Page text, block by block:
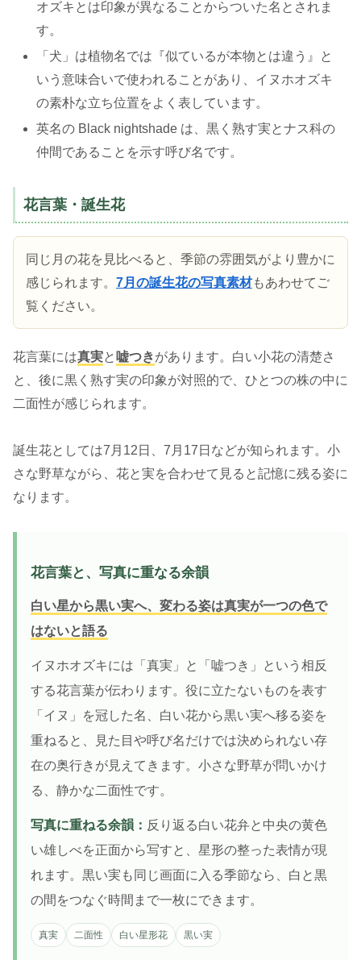
オズキとは印象が異なることからついた名とされま
す。
「犬」は植物名では『似ているが本物とは違う』と
いう意味合いで使われることがあり、イヌホオズキ
の素朴な立ち位置をよく表しています。
英名の Black nightshade は、黒く熟す実とナス科の
仲間であることを示す呼び名です。
花言葉・誕生花
同じ月の花を見比べると、季節の雰囲気がより豊かに
感じられます。 7月の誕生花の写真素材もあわせてご
覧ください。
花言葉には真実と 嘘つきがあります。白い小花の清楚さ
と、後に黒く熟す実の印象が対照的で、ひとつの株の中に
二面性が感じられます。
誕生花としては7月12日、7月17日などが知られます。小
さな野草ながら、花と実を合わせて見ると記憶に残る姿に
なります。
花言葉と、写真に重なる余韻
白い星から黒い実へ、変わる姿は真実が一つの色で
はないと語る
イヌホオズキには「真実」と「嘘つき」という相反
する花言葉が伝わります。役に立たないものを表す
「イヌ」を冠した名、白い花から黒い実へ移る姿を
重ねると、見た目や呼び名だけでは決められない存
在の奥行きが見えてきます。小さな野草が問いかけ
る、静かな二面性です。
写真に重ねる余韻： 反り返る白い花弁と中央の黄色
い雄しべを正面から写すと、星形の整った表情が現
れます。黒い実も同じ画面に入る季節なら、白と黒
の間をつなぐ時間まで一枚にできます。
真実 二面性 白い星形花 黒い実